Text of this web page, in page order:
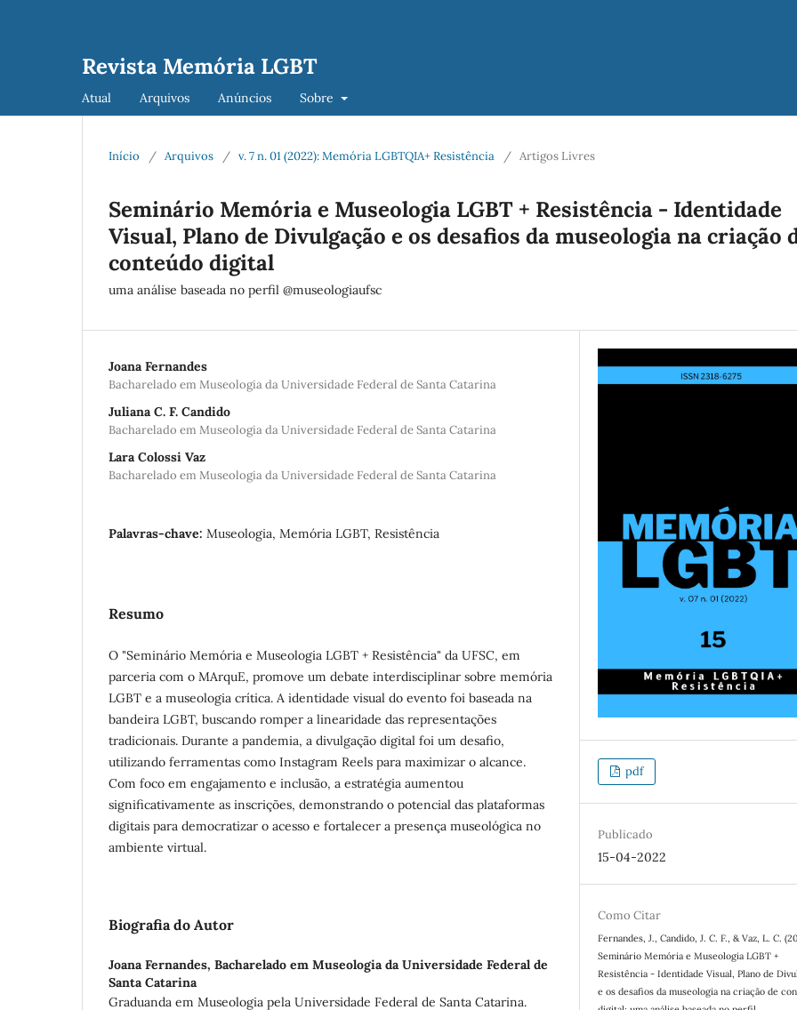
Revista Memória LGBT
Atual Arquivos Anúncios Sobre
Início / Arquivos / v. 7 n. 01 (2022): Memória LGBTQIA+ Resistência / Artigos Livres
Seminário Memória e Museologia LGBT + Resistência - Identidade
Visual, Plano de Divulgação e os desafios da museologia na criação
conteúdo digital
uma análise baseada no perfil @museologiaufsc
Joana Fernandes
Bacharelado em Museologia da Universidade Federal de Santa Catarina
Juliana C. F. Candido
Bacharelado em Museologia da Universidade Federal de Santa Catarina
Lara Colossi Vaz
Bacharelado em Museologia da Universidade Federal de Santa Catarina
Palavras-chave: Museologia, Memória LGBT, Resistência
Resumo
O "Seminário Memória e Museologia LGBT + Resistência" da UFSC, em
parceria com o MArquE, promove um debate interdisciplinar sobre memória
LGBT e a museologia crítica. A identidade visual do evento foi baseada na
bandeira LGBT, buscando romper a linearidade das representações
tradicionais. Durante a pandemia, a divulgação digital foi um desafio,
utilizando ferramentas como Instagram Reels para maximizar o alcance.
Com foco em engajamento e inclusão, a estratégia aumentou
significativamente as inscrições, demonstrando o potencial das plataformas
digitais para democratizar o acesso e fortalecer a presença museológica no
ambiente virtual.
Biografia do Autor
Joana Fernandes, Bacharelado em Museologia da Universidade Federal de
Santa Catarina
Graduanda em Museologia pela Universidade Federal de Santa Catarina.
pdf
Publicado
15-04-2022
Como Citar
Fernandes, J., Candido, J. C. F., & Vaz, L. C.
Seminário Memória e Museologia LGBT +
Resistência - Identidade Visual, Plano de
e os desafios da museologia na criação de